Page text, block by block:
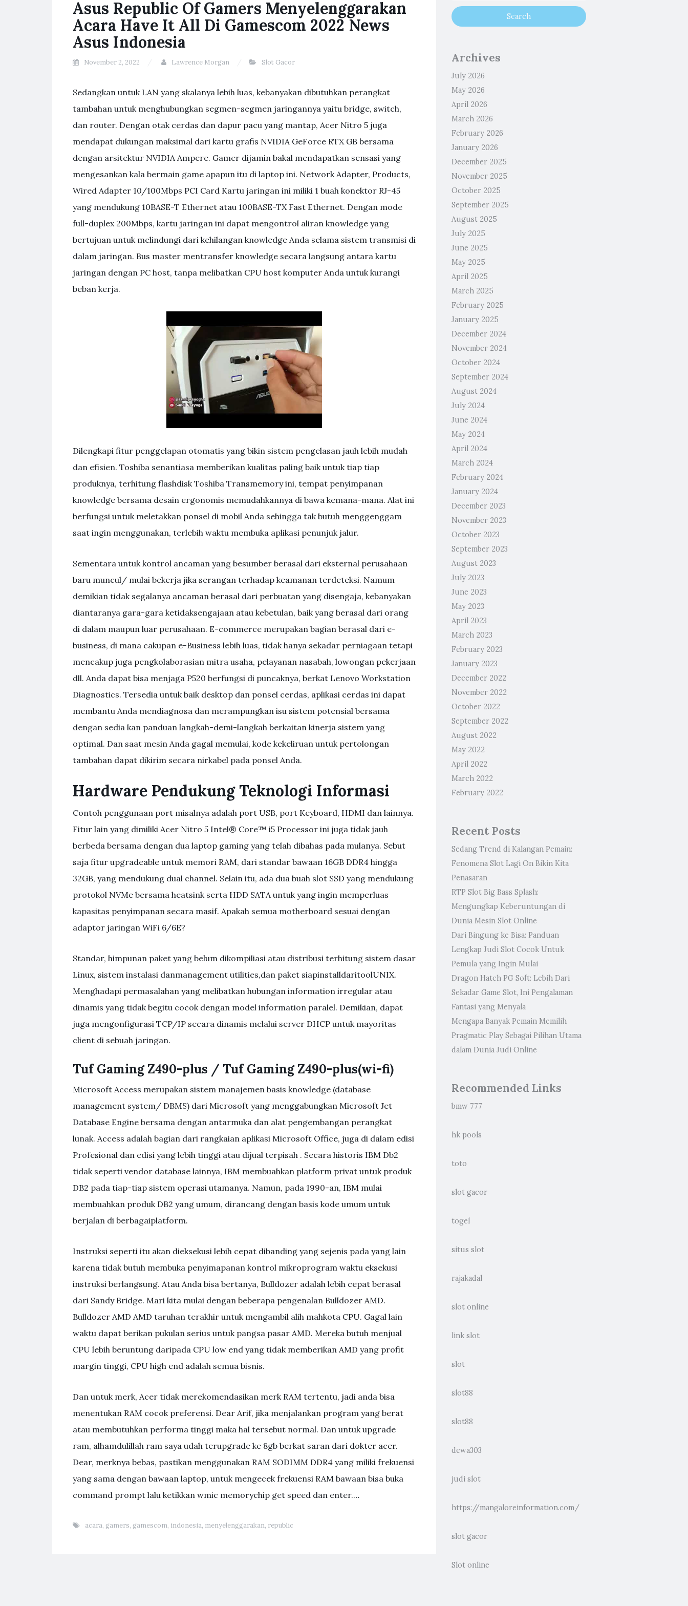
Asus Republic Of Gamers Menyelenggarakan
Acara Have It All Di Gamescom 2022 News
Asus Indonesia
November 2, 2022 Lawrence Morgan Slot Gacor
Sedangkan untuk LAN yang skalanya lebih luas, kebanyakan dibutuhkan perangkat
tambahan untuk menghubungkan segmen-segmen jaringannya yaitu bridge, switch,
dan router. Dengan otak cerdas dan dapur pacu yang mantap, Acer Nitro 5 juga
mendapat dukungan maksimal dari kartu grafis NVIDIA GeForce RTX GB bersama
dengan arsitektur NVIDIA Ampere. Gamer dijamin bakal mendapatkan sensasi yang
mengesankan kala bermain game apapun itu di laptop ini. Network Adapter, Products,
Wired Adapter 10/100Mbps PCI Card Kartu jaringan ini miliki 1 buah konektor RJ-45
yang mendukung 10BASE-T Ethernet atau 100BASE-TX Fast Ethernet. Dengan mode
full-duplex 200Mbps, kartu jaringan ini dapat mengontrol aliran knowledge yang
bertujuan untuk melindungi dari kehilangan knowledge Anda selama sistem transmisi di
dalam jaringan. Bus master mentransfer knowledge secara langsung antara kartu
jaringan dengan PC host, tanpa melibatkan CPU host komputer Anda untuk kurangi
beban kerja.
Dilengkapi fitur penggelapan otomatis yang bikin sistem pengelasan jauh lebih mudah
dan efisien. Toshiba senantiasa memberikan kualitas paling baik untuk tiap tiap
produknya, terhitung flashdisk Toshiba Transmemory ini, tempat penyimpanan
knowledge bersama desain ergonomis memudahkannya di bawa kemana-mana. Alat ini
berfungsi untuk meletakkan ponsel di mobil Anda sehingga tak butuh menggenggam
saat ingin menggunakan, terlebih waktu membuka aplikasi penunjuk jalur.
Sementara untuk kontrol ancaman yang besumber berasal dari eksternal perusahaan
baru muncul/ mulai bekerja jika serangan terhadap keamanan terdeteksi. Namum
demikian tidak segalanya ancaman berasal dari perbuatan yang disengaja, kebanyakan
diantaranya gara-gara ketidaksengajaan atau kebetulan, baik yang berasal dari orang
di dalam maupun luar perusahaan. E-commerce merupakan bagian berasal dari e-
business, di mana cakupan e-Business lebih luas, tidak hanya sekadar perniagaan tetapi
mencakup juga pengkolaborasian mitra usaha, pelayanan nasabah, lowongan pekerjaan
dll. Anda dapat bisa menjaga P520 berfungsi di puncaknya, berkat Lenovo Workstation
Diagnostics. Tersedia untuk baik desktop dan ponsel cerdas, aplikasi cerdas ini dapat
membantu Anda mendiagnosa dan merampungkan isu sistem potensial bersama
dengan sedia kan panduan langkah-demi-langkah berkaitan kinerja sistem yang
optimal. Dan saat mesin Anda gagal memulai, kode kekeliruan untuk pertolongan
tambahan dapat dikirim secara nirkabel pada ponsel Anda.
Hardware Pendukung Teknologi Informasi
Contoh penggunaan port misalnya adalah port USB, port Keyboard, HDMI dan lainnya.
Fitur lain yang dimiliki Acer Nitro 5 Intel® Core™ i5 Processor ini juga tidak jauh
berbeda bersama dengan dua laptop gaming yang telah dibahas pada mulanya. Sebut
saja fitur upgradeable untuk memori RAM, dari standar bawaan 16GB DDR4 hingga
32GB, yang mendukung dual channel. Selain itu, ada dua buah slot SSD yang mendukung
protokol NVMe bersama heatsink serta HDD SATA untuk yang ingin memperluas
kapasitas penyimpanan secara masif. Apakah semua motherboard sesuai dengan
adaptor jaringan WiFi 6/6E?
Standar, himpunan paket yang belum dikompiliasi atau distribusi terhitung sistem dasar
Linux, sistem instalasi danmanagement utilities,dan paket siapinstalldaritoolUNIX.
Menghadapi permasalahan yang melibatkan hubungan information irregular atau
dinamis yang tidak begitu cocok dengan model information paralel. Demikian, dapat
juga mengonfigurasi TCP/IP secara dinamis melalui server DHCP untuk mayoritas
client di sebuah jaringan.
Tuf Gaming Z490-plus / Tuf Gaming Z490-plus(wi-fi)
Microsoft Access merupakan sistem manajemen basis knowledge (database
management system/ DBMS) dari Microsoft yang menggabungkan Microsoft Jet
Database Engine bersama dengan antarmuka dan alat pengembangan perangkat
lunak. Access adalah bagian dari rangkaian aplikasi Microsoft Office, juga di dalam edisi
Profesional dan edisi yang lebih tinggi atau dijual terpisah . Secara historis IBM Db2
tidak seperti vendor database lainnya, IBM membuahkan platform privat untuk produk
DB2 pada tiap-tiap sistem operasi utamanya. Namun, pada 1990-an, IBM mulai
membuahkan produk DB2 yang umum, dirancang dengan basis kode umum untuk
berjalan di berbagaiplatform.
Instruksi seperti itu akan dieksekusi lebih cepat dibanding yang sejenis pada yang lain
karena tidak butuh membuka penyimapanan kontrol mikroprogram waktu eksekusi
instruksi berlangsung. Atau Anda bisa bertanya, Bulldozer adalah lebih cepat berasal
dari Sandy Bridge. Mari kita mulai dengan beberapa pengenalan Bulldozer AMD.
Bulldozer AMD AMD taruhan terakhir untuk mengambil alih mahkota CPU. Gagal lain
waktu dapat berikan pukulan serius untuk pangsa pasar AMD. Mereka butuh menjual
CPU lebih beruntung daripada CPU low end yang tidak memberikan AMD yang profit
margin tinggi, CPU high end adalah semua bisnis.
Dan untuk merk, Acer tidak merekomendasikan merk RAM tertentu, jadi anda bisa
menentukan RAM cocok preferensi. Dear Arif, jika menjalankan program yang berat
atau membutuhkan performa tinggi maka hal tersebut normal. Dan untuk upgrade
ram, alhamdulillah ram saya udah terupgrade ke 8gb berkat saran dari dokter acer.
Dear, merknya bebas, pastikan menggunakan RAM SODIMM DDR4 yang miliki frekuensi
yang sama dengan bawaan laptop, untuk mengecek frekuensi RAM bawaan bisa buka
command prompt lalu ketikkan wmic memorychip get speed dan enter.…
acara, gamers, gamescom, indonesia, menyelenggarakan, republic
Archives
July 2026
May 2026
April 2026
March 2026
February 2026
January 2026
December 2025
November 2025
October 2025
September 2025
August 2025
July 2025
June 2025
May 2025
April 2025
March 2025
February 2025
January 2025
December 2024
November 2024
October 2024
September 2024
August 2024
July 2024
June 2024
May 2024
April 2024
March 2024
February 2024
January 2024
December 2023
November 2023
October 2023
September 2023
August 2023
July 2023
June 2023
May 2023
April 2023
March 2023
February 2023
January 2023
December 2022
November 2022
October 2022
September 2022
August 2022
May 2022
April 2022
March 2022
February 2022
Recent Posts
Sedang Trend di Kalangan Pemain:
Fenomena Slot Lagi On Bikin Kita
Penasaran
RTP Slot Big Bass Splash:
Mengungkap Keberuntungan di
Dunia Mesin Slot Online
Dari Bingung ke Bisa: Panduan
Lengkap Judi Slot Cocok Untuk
Pemula yang Ingin Mulai
Dragon Hatch PG Soft: Lebih Dari
Sekadar Game Slot, Ini Pengalaman
Fantasi yang Menyala
Mengapa Banyak Pemain Memilih
Pragmatic Play Sebagai Pilihan Utama
dalam Dunia Judi Online
Recommended Links
bmw 777
hk pools
toto
slot gacor
togel
situs slot
rajakadal
slot online
link slot
slot
slot88
slot88
dewa303
judi slot
https://mangaloreinformation.com/
slot gacor
Slot online